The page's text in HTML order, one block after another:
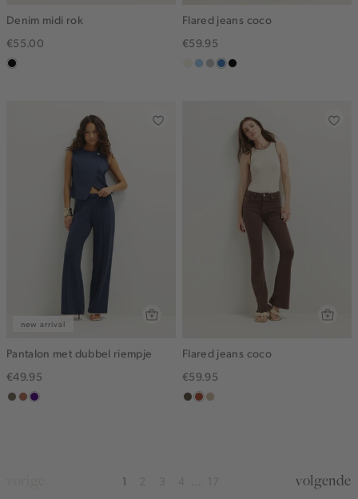
Denim midi rok
€55.00
zwart,
Flared jeans coco
€59.95
wit,lichtblauw
grijs,middenblauw
zwart,
new arrival
Pantalon met dubbel riempje
€49.95
middenbruin
terracotta
indigo
Flared jeans coco
€59.95
donkerkhaki
bruinlichtzand
1 volgende